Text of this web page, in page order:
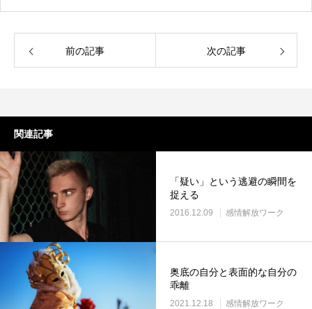
前の記事 次の記事
関連記事
「疑い」という逃避の瞬間を
捉える
2016.12.09 感情解放ワーク
奥底の自分と表面的な自分の
乖離
2021.12.18 感情解放ワーク